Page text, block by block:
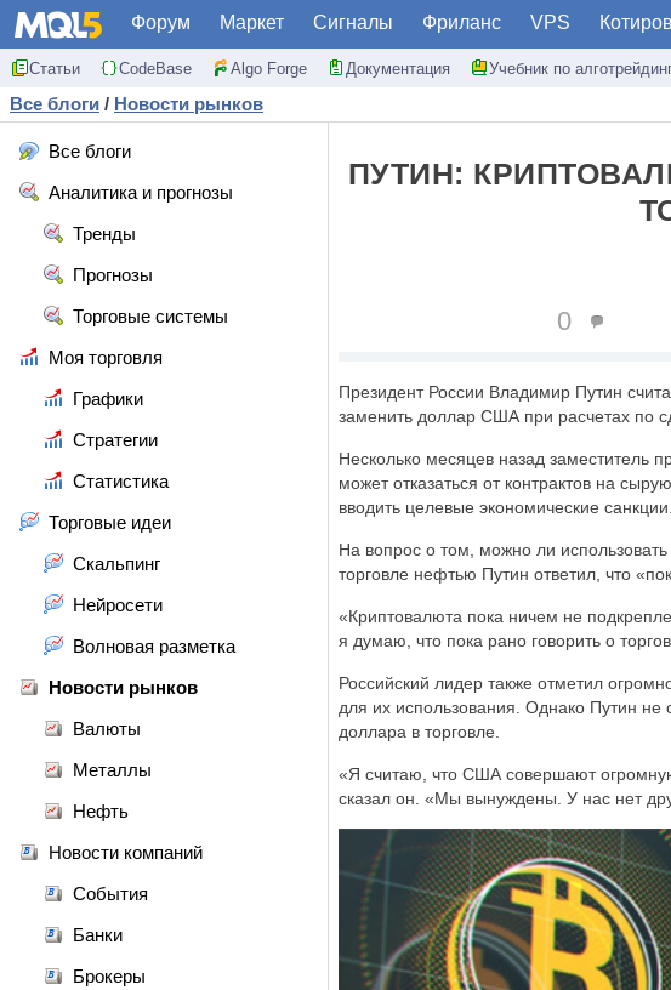
Форум Маркет Сигналы Фриланс VPS
Статьи CodeBase Algo Forge Документация Учебник по
Все блоги / Новости рынков
Все блоги
Аналитика и прогнозы
Тренды
Прогнозы
Торговые системы
Моя торговля
Графики
Стратегии
Статистика
Торговые идеи
Скальпинг
Нейросети
Волновая разметка
Новости рынков
Валюты
Металлы
Нефть
Новости компаний
События
Банки
Брокеры
ПУТИН:
0
Президент России Владимир Путин
заменить доллар США при расчетах по
Несколько месяцев назад заместитель
может отказаться от контрактов на
вводить целевые экономические санкции.
На вопрос о том, можно ли
торговле нефтью Путин ответил, что
«Криптовалюта пока ничем не
я думаю, что пока рано говорить о
Российский лидер также отметил
для их использования. Однако Путин не
доллара в торговле.
«Я считаю, что США совершают
сказал он. «Мы вынуждены. У нас нет